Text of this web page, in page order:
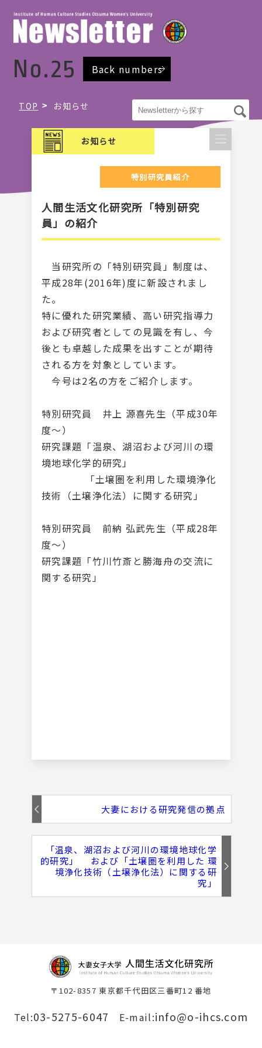
No.25 Back numbers
TOP お知らせ
お知らせ
特別研究員紹介
人間生活文化研究所「特別研究
員」の紹介
当研究所の「特別研究員」制度は、
平成28年(2016年)度に新設されまし
た。
特に優れた研究業績、高い研究指導力
および研究者としての見識を有し、今
後とも卓越した成果を出すことが期待
される方を対象としています。
今号は2名の方をご紹介します。
特別研究員 井上 源喜先生（平成30年
度～）
研究課題「温泉、湖沼および河川の環
境地球化学的研究」
「土壌圏を利用した環境浄化
技術（土壌浄化法）に関する研究」
特別研究員 前納 弘武先生（平成28年
度～）
研究課題「竹川竹斎と勝海舟の交流に
関する研究」
大妻における研究発信の拠点
「温泉、湖沼および河川の環境地球化学
的研究」 および「土壌圏を利用した 環
境浄化技術（土壌浄化法）に関する研
究」
〒102-8357 東京都千代田区三番町12 番地
Tel:03-5275-6047 E-mail:info@o-ihcs.com